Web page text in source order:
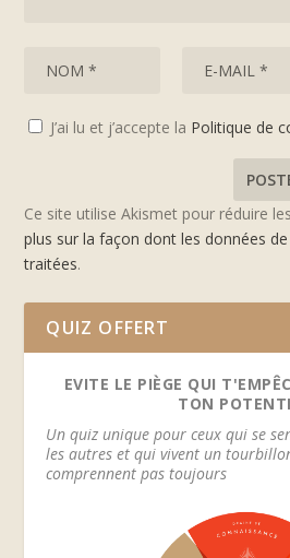
J’ai lu et j’accepte la Politique de
Ce site utilise Akismet pour réduire
plus sur la façon dont les données
traitées.
QUIZ OFFERT
EVITE LE PIÈGE QUI
TON
Un quiz unique pour ceux qui se
les autres et qui vivent un
comprennent pas toujours